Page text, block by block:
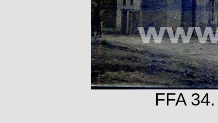
FFA